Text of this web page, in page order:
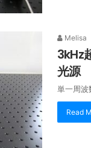
Melisa
3kHz
光源
単一周
Read